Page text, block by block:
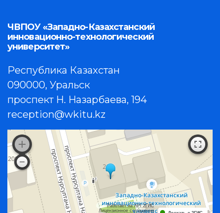
ЧВПОУ «Западно-Казахстанский
инновационно-технологический
университет»
Республика Казахстан
090000, Уральск
проспект Н. Назарбаева, 194
reception@wkitu.kz
Работает на API 2ГИС
Лицензионное соглашение